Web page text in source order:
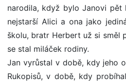
narodila, když bylo Janovi pět
nejstarší Alici a ona jako
školu, bratr Herbert už si směl
se stal miláček rodiny.
Jan vyrůstal v době, kdy jeho
Rukopisů, v době, kdy